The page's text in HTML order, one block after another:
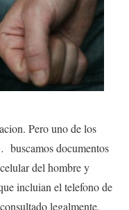
Pero uno de los
buscamos documentos
del hombre y
incluian el telefono de
legalmente,